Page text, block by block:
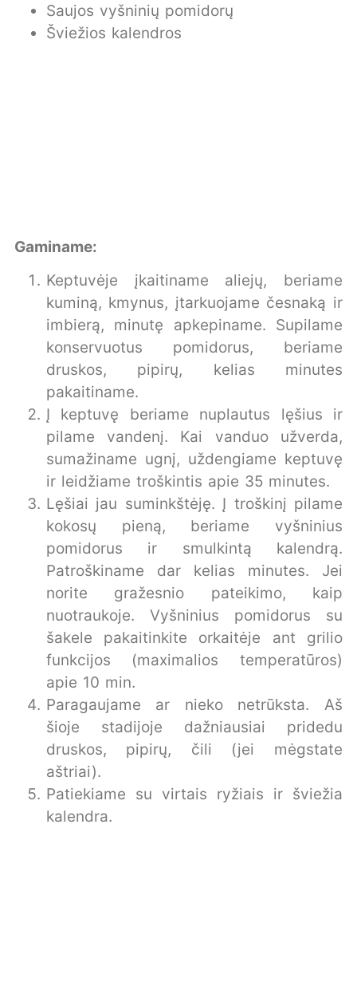
Saujos vyšninių pomidorų
Šviežios kalendros
Gaminame:
Keptuvėje įkaitiname aliejų, beriame
kuminą, kmynus, įtarkuojame česnaką ir
imbierą, minutę apkepiname. Supilame
konservuotus pomidorus, beriame
druskos, pipirų, kelias minutes
pakaitiname.
Į keptuvę beriame nuplautus lęšius ir
pilame vandenį. Kai vanduo užverda,
sumažiname ugnį, uždengiame keptuvę
ir leidžiame troškintis apie 35 minutes.
Lęšiai jau suminkštėję. Į troškinį pilame
kokosų pieną, beriame vyšninius
pomidorus ir smulkintą kalendrą.
Patroškiname dar kelias minutes. Jei
norite gražesnio pateikimo, kaip
nuotraukoje. Vyšninius pomidorus su
šakele pakaitinkite orkaitėje ant grilio
funkcijos (maximalios temperatūros)
apie 10 min.
Paragaujame ar nieko netrūksta. Aš
šioje stadijoje dažniausiai pridedu
druskos, pipirų, čili (jei mėgstate
aštriai).
Patiekiame su virtais ryžiais ir šviežia
kalendra.